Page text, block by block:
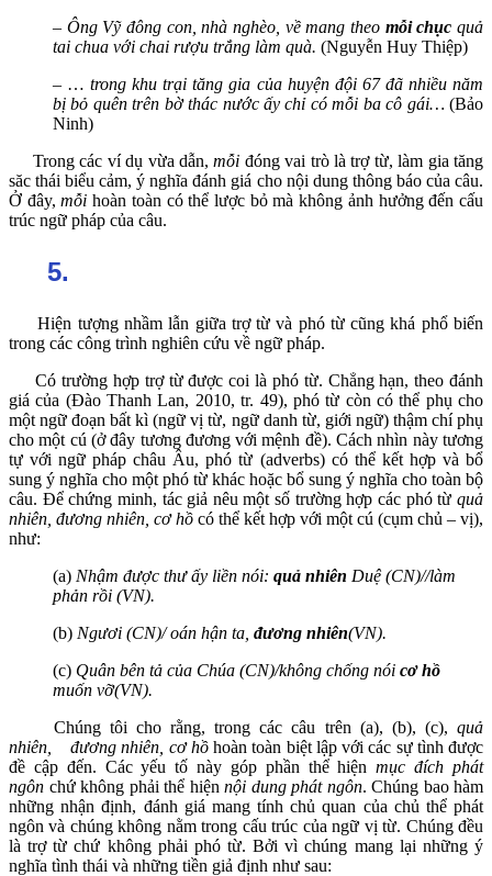
– Ông Vỹ đông con, nhà nghèo, về mang theo mỗi chụcquả
tai chua với chai rượu trắng làm quà. (Nguyễn Huy Thiệp)
– …trong khu trại tăng gia của huyện đội 67 đã nhiều năm
bị bỏ quên trên bờ thác nước ấy chỉ có mỗi ba cô gái… (Bảo
Ninh)
Trong các ví dụ vừa dẫn,mỗi đóng vai trò là trợ từ, làm gia tăng
săc thái biểu cảm, ý nghĩa đánh giá cho nội dung thông báo của câu.
Ở đây,mỗi hoàn toàn có thể lược bỏ mà không ảnh hưởng đến cấu
trúc ngữ pháp của câu.
5.
Hiện tượng nhầm lẫn giữa trợ từ và phó từ cũng khá phổ biến
trong các công trình nghiên cứu về ngữ pháp.
Có trường hợp trợ từ được coi là phó từ. Chẳng hạn, theo đánh
giá của (Đào Thanh Lan, 2010, tr. 49), phó từ còn có thể phụ cho
một ngữ đoạn bất kì (ngữ vị từ, ngữ danh từ, giới ngữ) thậm chí phụ
cho một cú (ở đây tương đương với mệnh đề). Cách nhìn này tương
tự với ngữ pháp châu Âu, phó từ (adverbs) có thể kết hợp và bổ
sung ý nghĩa cho một phó từ khác hoặc bổ sung ý nghĩa cho toàn bộ
câu. Để chứng minh, tác giả nêu một số trường hợp các phó từ quả
nhiên, đương nhiên, cơ hồ có thể kết hợp với một cú (cụm chủ – vị),
như:
(a) Nhậm được thư ấy liền nói: quả nhiên Duệ (CN)//làm
phản rồi (VN).
(b) Ngươi (CN)/ oán hận ta, đương nhiên(VN).
(c) Quân bên tả của Chúa (CN)/không chống nói cơ hồ
muốn vỡ(VN).
Chúng tôi cho rằng, trong các câu trên (a), (b), (c), quả
nhiên,
đương nhiên, cơ hồhoàn toàn biệt lập với các sự tình được
đề cập đến. Các yếu tố này góp phần thể hiệnmục đích phát
ngôn chứ không phải thể hiện nội dung phát ngôn. Chúng bao hàm
những nhận định, đánh giá mang tính chủ quan của chủ thể phát
ngôn và chúng không nằm trong cấu trúc của ngữ vị từ. Chúng đều
là trợ từ chứ không phải phó từ. Bởi vì chúng mang lại những ý
nghĩa tình thái và những tiền giả định như sau: